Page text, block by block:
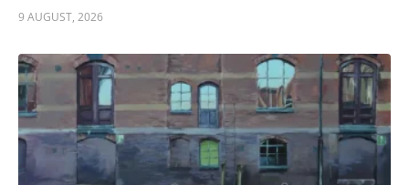
9 AUGUST, 2026